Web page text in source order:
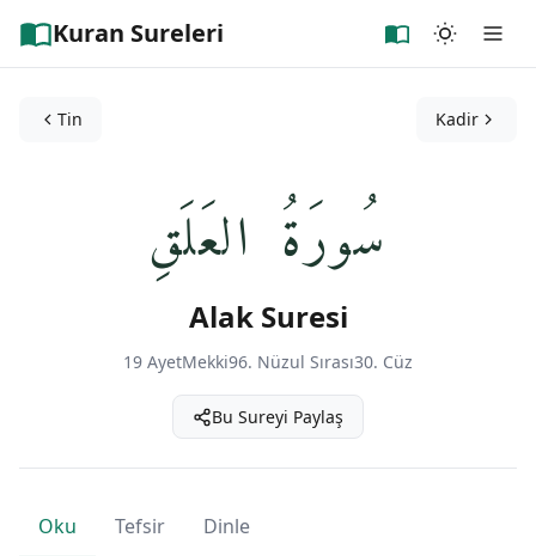
Kuran Sureleri
Tin Kadir
سُورَةُ العَلَقِ
Alak Suresi
19 AyetMekki96. Nüzul Sırası30. Cüz
Bu Sureyi Paylaş
Oku Tefsir Dinle